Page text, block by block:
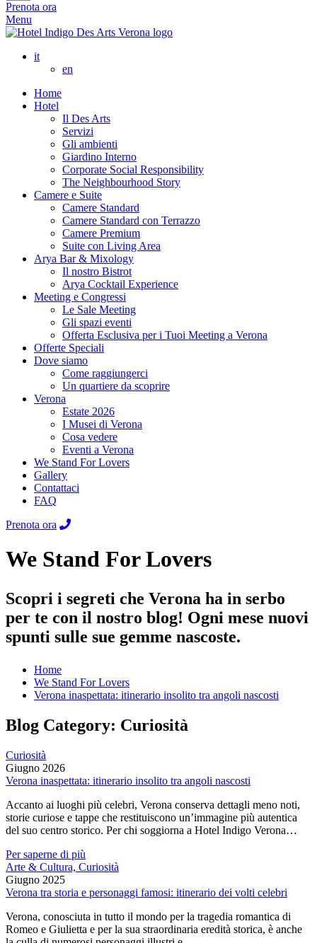
Prenota ora
Menu
it
en
Home
Hotel
Il Des Arts
Servizi
Gli ambienti
Giardino Interno
Corporate Social Responsibility
The Neighbourhood Story
Camere e Suite
Camere Standard
Camere Standard con Terrazzo
Camere Premium
Suite con Living Area
Arya Bar & Mixology
Il nostro Bistrot
Arya Cocktail Experience
Meeting e Congressi
Le Sale Meeting
Gli spazi eventi
Offerta Esclusiva per i Tuoi Meeting a Verona
Offerte Speciali
Dove siamo
Come raggiungerci
Un quartiere da scoprire
Verona
Estate 2026
I Musei di Verona
Cosa vedere
Eventi a Verona
We Stand For Lovers
Gallery
Contattaci
FAQ
Prenota ora
We Stand For Lovers
Scopri i segreti che Verona ha in serbo
per te con il nostro blog! Ogni mese nuovi
spunti sulle sue gemme nascoste.
Home
We Stand For Lovers
Verona inaspettata: itinerario insolito tra angoli nascosti
Blog Category: Curiosità
Curiosità
Giugno 2026
Verona inaspettata: itinerario insolito tra angoli nascosti
Accanto ai luoghi più celebri, Verona conserva dettagli meno noti,
storie curiose e tappe che restituiscono un’immagine più autentica
del suo centro storico. Per chi soggiorna a Hotel Indigo Verona…
Per saperne di più
Arte & Cultura, Curiosità
Giugno 2025
Verona tra storia e personaggi famosi: itinerario dei volti celebri
Verona, conosciuta in tutto il mondo per la tragedia romantica di
Romeo e Giulietta e per la sua straordinaria eredità storica, è anche